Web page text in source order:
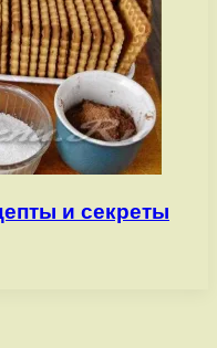
и секреты